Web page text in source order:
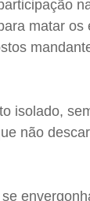
matar os
isolado,
não